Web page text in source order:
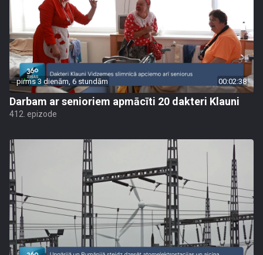
pirms 3 dienām, 6 stundām 00:02:38
Darbam ar senioriem apmācīti 20 dakteri Klauni
412. epizode